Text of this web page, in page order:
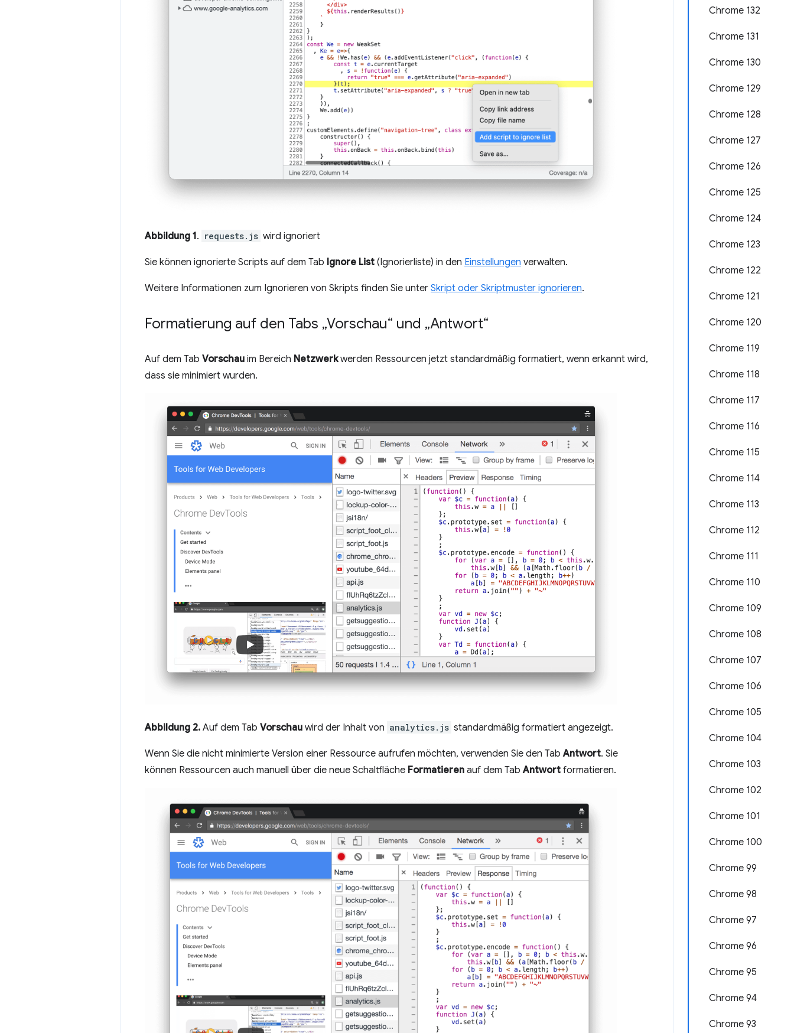
Chrome 132
Chrome 131
Chrome 130
Chrome 129
Chrome 128
Chrome 127
Chrome 126
Chrome 125
Chrome 124
Chrome 123
Chrome 122
Chrome 121
Chrome 120
Chrome 119
Chrome 118
Chrome 117
Chrome 116
Chrome 115
Chrome 114
Chrome 113
Chrome 112
Chrome 111
Chrome 110
Chrome 109
Chrome 108
Chrome 107
Chrome 106
Chrome 105
Chrome 104
Chrome 103
Chrome 102
Chrome 101
Chrome 100
Chrome 99
Chrome 98
Chrome 97
Chrome 96
Chrome 95
Chrome 94
Chrome 93
Abbildung 1. requests.js wird ignoriert
Sie können ignorierte Scripts auf dem Tab Ignore List (Ignorierliste) in den Einstellungen verwalten.
Weitere Informationen zum Ignorieren von Skripts finden Sie unter Skript oder Skriptmuster ignorieren.
Formatierung auf den Tabs „Vorschau“ und „Antwort“
Auf dem Tab Vorschau im Bereich Netzwerkwerden Ressourcen jetzt standardmäßig formatiert, wenn erkannt wird,
dass sie minimiert wurden.
Abbildung 2. Auf dem Tab Vorschau wird der Inhalt von analytics.js standardmäßig formatiert angezeigt.
Wenn Sie die nicht minimierte Version einer Ressource aufrufen möchten, verwenden Sie den TabAntwort. Sie
können Ressourcen auch manuell über die neue Schaltfläche Formatieren auf dem TabAntwort formatieren.